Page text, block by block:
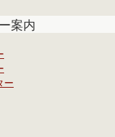
案内
ー